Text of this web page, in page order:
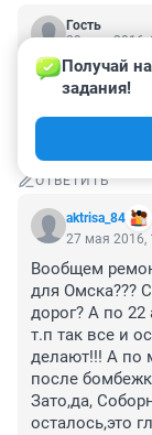
Гость
29 мая 2016,
Ну так
сдирать
потом
содрали? Там
ОТВЕТИТЬ
aktrisa_84
Получай
задания!
27 мая 2016,
Вообщем
для Омска???
дорог? А по 22
т.п так все и
делают!!! А по
после
Зато,да,
осталось,это